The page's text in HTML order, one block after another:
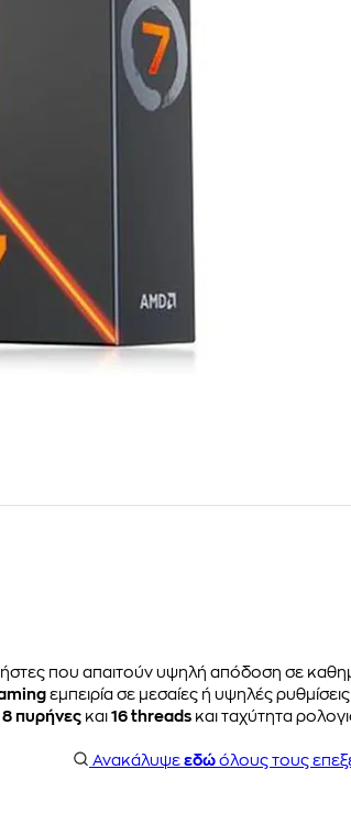
που απαιτούν υψηλή απόδοση σε
εμπειρία σε μεσαίες ή υψηλές
8 πυρήνες και 16 threads και ταχύτητα
Ανακάλυψε εδώ όλους τους